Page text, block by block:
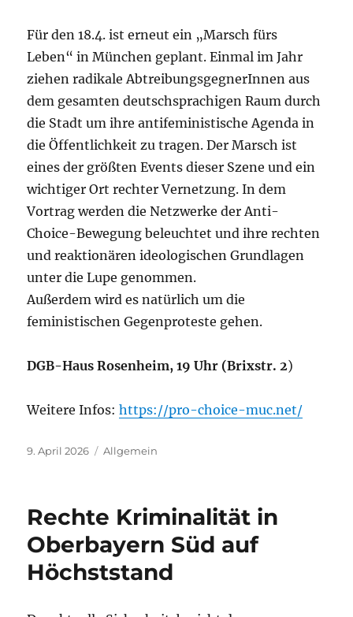
Für den 18.4. ist erneut ein „Marsch fürs
Leben“ in München geplant. Einmal im Jahr
ziehen radikale AbtreibungsgegnerInnen aus
dem gesamten deutschsprachigen Raum durch
die Stadt um ihre antifeministische Agenda in
die Öffentlichkeit zu tragen. Der Marsch ist
eines der größten Events dieser Szene und ein
wichtiger Ort rechter Vernetzung. In dem
Vortrag werden die Netzwerke der Anti-
Choice-Bewegung beleuchtet und ihre rechten
und reaktionären ideologischen Grundlagen
unter die Lupe genommen.
Außerdem wird es natürlich um die
feministischen Gegenproteste gehen.
DGB-Haus Rosenheim, 19 Uhr (Brixstr. 2)
Weitere Infos:https://pro-choice-muc.net/
Veröffentlicht
9. April 2026 Kategorien
Allgemein
Rechte Kriminalität in
Oberbayern Süd auf
Höchststand